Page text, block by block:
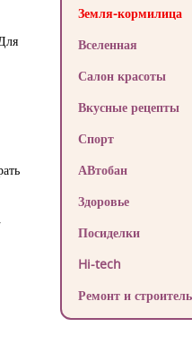
Земля-кормилица
Вселенная
Салон красоты
Вкусные рецепты
Спорт
АВтобан
Здоровье
Посиделки
Hi-tech
Ремонт и